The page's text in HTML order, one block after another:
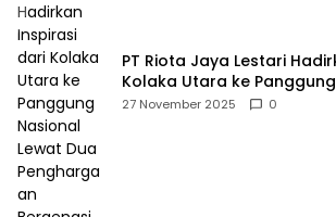
PT Riota Jaya Lestari
Kolaka Utara ke
Dua Penghargaan
27 November 2025 0